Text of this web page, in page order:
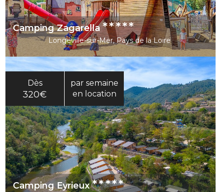
Camping Zagarella*****
Longeville-sur-Mer, Pays de la Loire
Dès
320€
par semaine
en location
Camping Eyrieux*****